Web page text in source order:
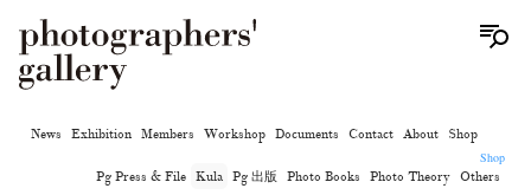
News Exhibition Members Workshop Documents Contact About
Shop
Shop
Pg Press & File Kula Pg 出版 Photo Books Photo Theory Others